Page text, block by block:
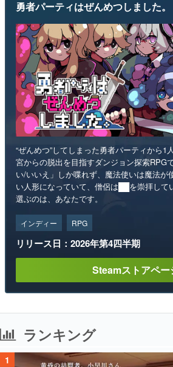
勇者パーティはぜんめつしました。
“ぜんめつ”してしまった勇者パーティから1
宮からの脱出を目指すダンジョン探索RPG
い/いいえ」しか喋れず、魔法使いは魔法が
い人形になっていて、僧侶は██を崇拝して
選ぶのは、あなたです。
インディー RPG
リリース日：2026年第4四半期
Steamストアペー
ランキング
1